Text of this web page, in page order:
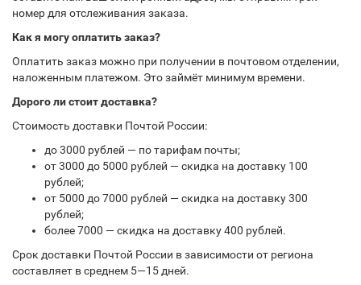
номер для отслеживания заказа.
Как я могу оплатить заказ?
Оплатить заказ можно при получении в почтовом отделении,
наложенным платежом. Это займёт минимум времени.
Дорого ли стоит доставка?
Стоимость доставки Почтой России:
до 3000 рублей — по тарифам почты;
от 3000 до 5000 рублей — скидка на доставку 100
рублей;
от 5000 до 7000 рублей — скидка на доставку 300
рублей;
более 7000 — скидка на доставку 400 рублей.
Срок доставки Почтой России в зависимости от региона
составляет в среднем 5—15 дней.